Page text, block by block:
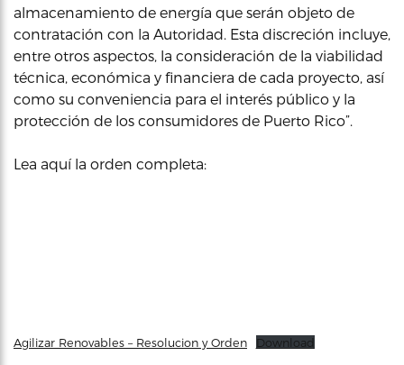
almacenamiento de energía que serán objeto de
contratación con la Autoridad. Esta discreción incluye,
entre otros aspectos, la consideración de la viabilidad
técnica, económica y financiera de cada proyecto, así
como su conveniencia para el interés público y la
protección de los consumidores de Puerto Rico”.
Lea aquí la orden completa:
Agilizar Renovables – Resolucion y Orden Download